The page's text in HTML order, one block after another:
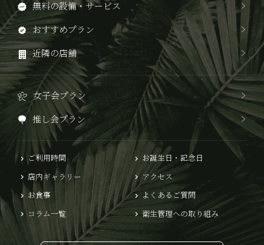
無料の設備・サービス
おすすめプラン
近隣の店舗
女子会プラン
推し会プラン
ご利用時間
店内ギャラリー
お食事
コラム一覧
お誕生日・記念日
アクセス
よくあるご質問
衛生管理への取り組み